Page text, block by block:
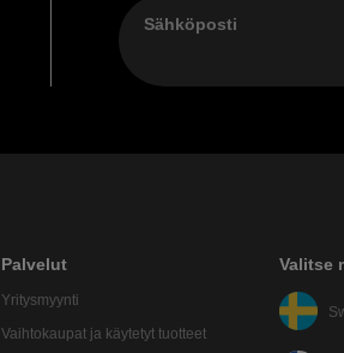
Sähköposti
Palvelut
Yritysmyynti
Vaihtokaupat ja käytetyt tuotteet
Valitse